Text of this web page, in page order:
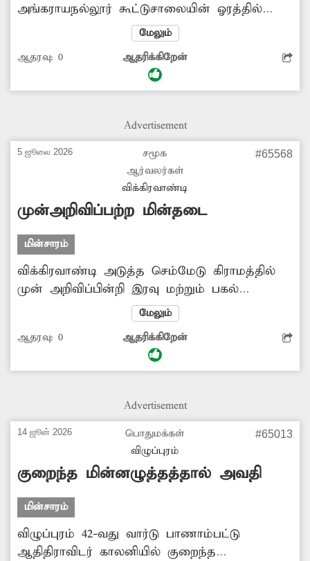
அங்கராயநல்லூர் கூட்டுசாலையின் ஓரத்தில்
மின்விளக்குகள் இல்லை. இதனால் இரவு
நேரத்தில் அப்பகுதியில் வாகன விபத்து
ஏற்படும் அபாயம் அதிகம் உள்ளது. மேலும்
இருளை பயன்படுத்தி வழிப்பறி, திருட்டு
அபாயமும் ஏற்பட்டுள்ளது. எனவே
மின்வாரியத்துறை அதிகாரிகள் நடவடிக்கை
எடுக்க வேண்டியது அவசியம்.
மேலும்
ஆதரவு: 0 ஆதரிக்கிறேன்
Advertisement
5 ஜூலை 2026
சமூக
ஆர்வலர்கள்
விக்கிரவாண்டி
#65568
முன்அறிவிப்பற்ற மின்தடை
மின்சாரம்
விக்கிரவாண்டி அடுத்த செம்மேடு கிராமத்தில்
முன் அறிவிப்பின்றி இரவு மற்றும் பகல்
நேரங்களில் அடிக்கடி மின்தடை ஏற்படுகிறது.
இதனால் இரவு நேரங்களில் பொதுமக்கள்
தங்களது வீடுகளில் உள்ள மின்விசிறிகளை
இயக்க முடியாத சூழ்நிலை ஏற்பட்டு வருவதால்
வருகின்றனர். எனவே சீரான முறையில் மின்
எடுக்க வேண்டும்.
மேலும்
ஆதரவு: 0 ஆதரிக்கிறேன்
Advertisement
14 ஜூன் 2026
பொதுமக்கள்
விழுப்புரம்
#65013
குறைந்த மின்னழுத்தத்தால் அவதி
மின்சாரம்
விழுப்புரம் 42-வது வார்டு பாணாம்பட்டு
ஆதிதிராவிடர் காலனியில் குறைந்த